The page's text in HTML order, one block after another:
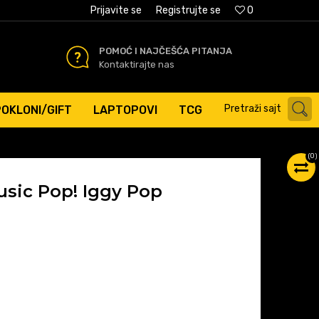
PLATNIM KARTICAMA 0
Prijavite se Registrujte se
POMOĆ I NAJČEŠĆA PITANJA
Kontaktirajte nas
GIFT LAPTOPOVI TCG Pretraži sajt
(0)
Pop! Iggy Pop